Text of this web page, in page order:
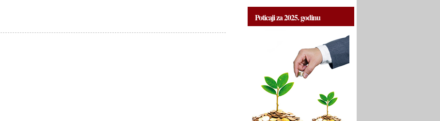
Poticaji za 2025. godinu